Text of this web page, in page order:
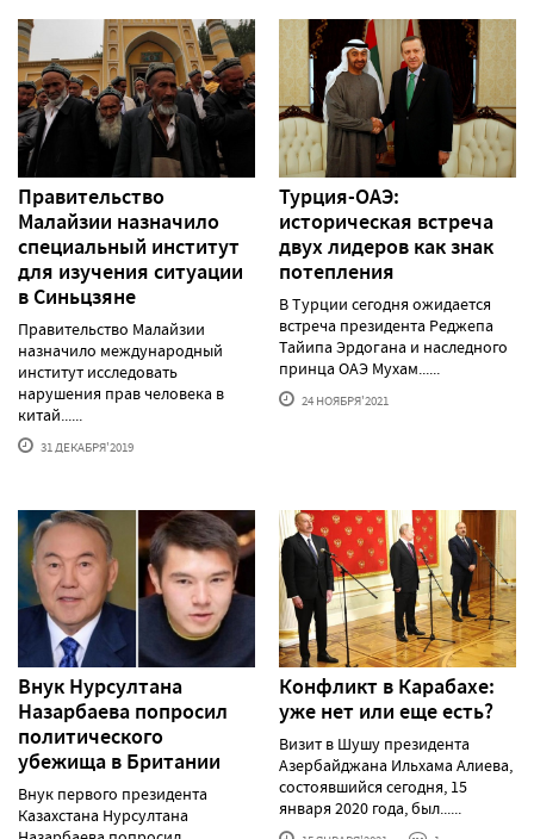
Правительство
Малайзии назначило
специальный институт
для изучения ситуации
в Синьцзяне
Правительство Малайзии
назначило международный
институт исследовать
нарушения прав человека в
китай......
31 ДЕКАБРЯ'2019
Турция-ОАЭ:
историческая встреча
двух лидеров как знак
потепления
В Турции сегодня ожидается
встреча президента Реджепа
Тайипа Эрдогана и наследного
принца ОАЭ Мухам......
24 НОЯБРЯ'2021
Внук Нурсултана
Назарбаева попросил
политического
убежища в Британии
Внук первого президента
Казахстана Нурсултана
Конфликт в Карабахе:
уже нет или еще есть?
Визит в Шушу президента
Азербайджана Ильхама Алиева,
состоявшийся сегодня, 15
января 2020 года, был......